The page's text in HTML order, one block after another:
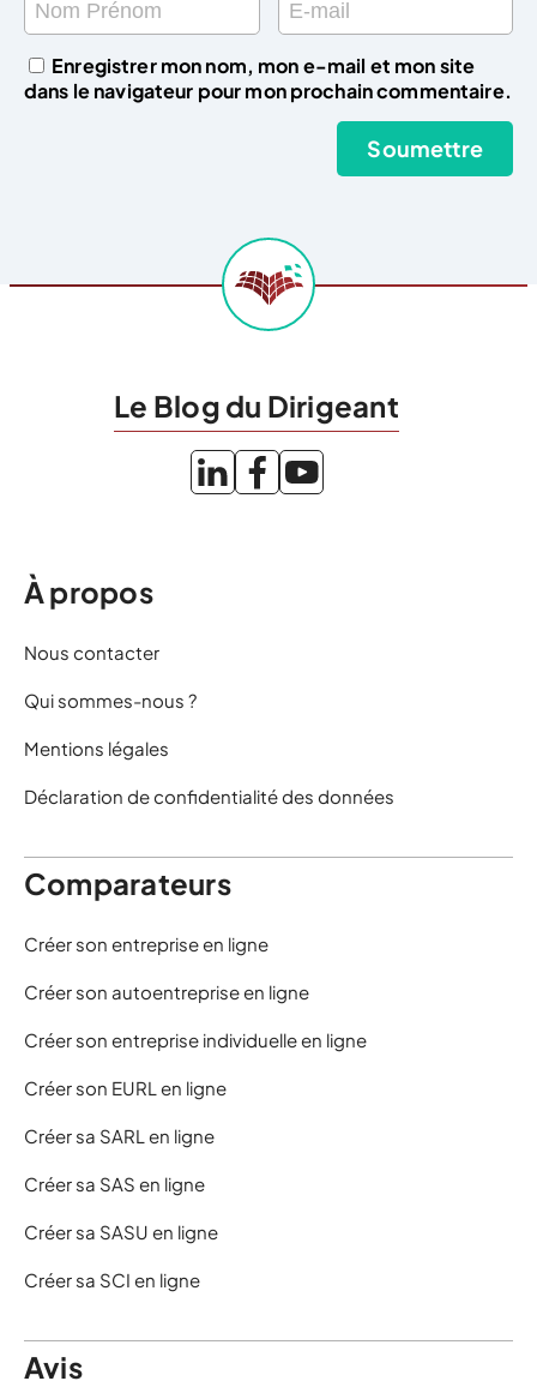
Enregistrer mon nom, mon e-mail et mon site
dans le navigateur pour mon prochain commentaire.
Le Blog du Dirigeant
À propos
Nous contacter
Qui sommes-nous ?
Mentions légales
Déclaration de confidentialité des données
Comparateurs
Créer son entreprise en ligne
Créer son autoentreprise en ligne
Créer son entreprise individuelle en ligne
Créer son EURL en ligne
Créer sa SARL en ligne
Créer sa SAS en ligne
Créer sa SASU en ligne
Créer sa SCI en ligne
Avis